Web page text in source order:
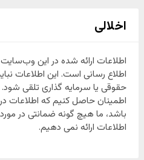
اخلالی
اطلاعات ارائه شده در این
اطلاع رسانی است. این اطلاعات
حقوقی یا سرمایه گذاری تلقی
اطمینان حاصل کنیم که اطلاعات
باشد، ما هیچ گونه ضمانتی در
اطلاعات ارائه نمی دهیم.